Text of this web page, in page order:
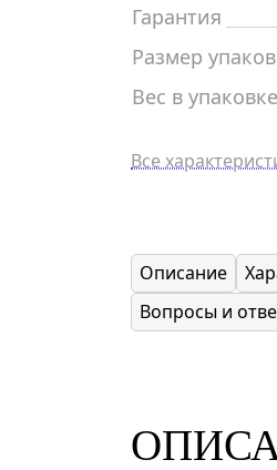
Гарантия
Размер
Вес в упаковке
Все
Описание
Вопросы и